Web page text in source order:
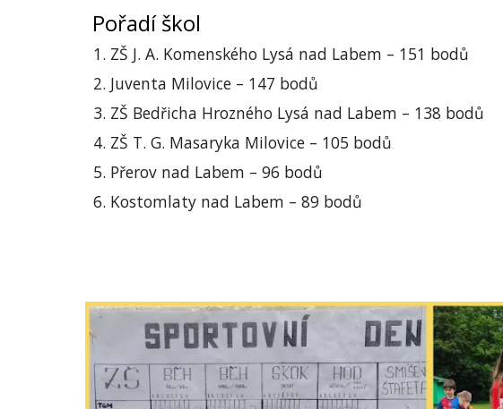
Pořadí škol
ZŠ J. A. Komenského Lysá nad Labem – 151 bodů
Juventa Milovice – 147 bodů
ZŠ Bedřicha Hrozného Lysá nad Labem – 138 bodů
ZŠ T. G. Masaryka Milovice – 105 bodů
Přerov nad Labem – 96 bodů
Kostomlaty nad Labem – 89 bodů